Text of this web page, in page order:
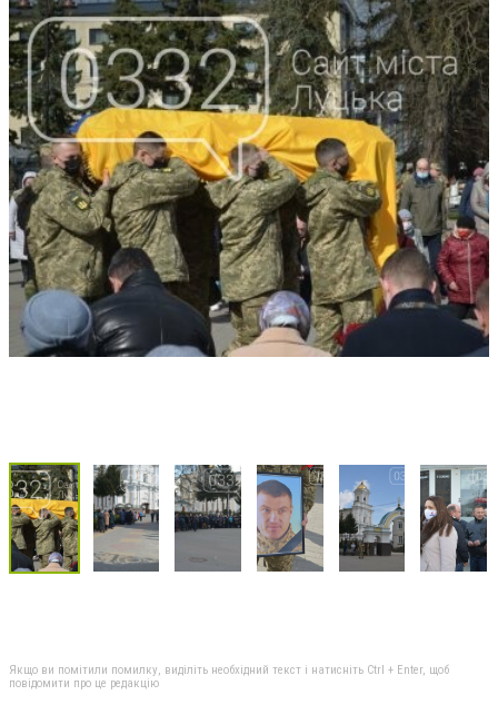
Якщо ви помітили помилку, виділіть необхідний текст і натисніть Ctrl + Enter, щоб
повідомити про це редакцію